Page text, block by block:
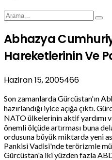
Abhazya
Hareketlerinin Ve
Haziran 15, 2005466
Son zamanlarda Gürcüstan'ın
hazırlandığı iyice açığa çıktı.
NATO ülkelerinin aktif yardımı
önemli ölçüde artırması buna
ordusuna büyük miktarda yeni
Pankisi Vadisi'nde terörizmle
Gürcüstan'a iki yüzden fazla